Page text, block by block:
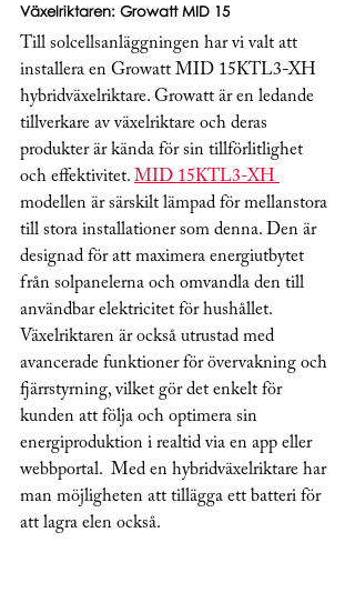
Växelriktaren: Growatt MID 15
Till solcellsanläggningen har vi valt att
installera en Growatt MID 15KTL3-XH
hybridväxelriktare. Growatt är en ledande
tillverkare av växelriktare och deras
produkter är kända för sin tillförlitlighet
och effektivitet. MID 15KTL3-XH
modellen är särskilt lämpad för mellanstora
till stora installationer som denna. Den är
designad för att maximera energiutbytet
från solpanelerna och omvandla den till
användbar elektricitet för hushållet.
Växelriktaren är också utrustad med
avancerade funktioner för övervakning och
fjärrstyrning, vilket gör det enkelt för
kunden att följa och optimera sin
energiproduktion i realtid via en app eller
webbportal.  Med en hybridväxelriktare har
man möjligheten att tillägga ett batteri för
att lagra elen också.